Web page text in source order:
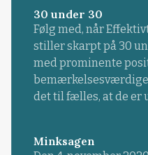
30 under 30
Følg med, når
stiller skarpt på 30
med prominente
det til fælles, at de er
Minksagen